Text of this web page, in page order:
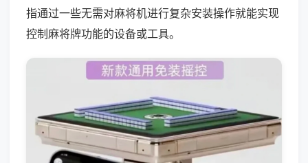
指通过一些无需对麻将机进行复杂安装操作就能实现
控制麻将牌功能的设备或工具。